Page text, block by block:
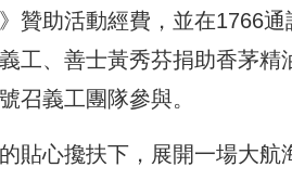
贊助活動經費，並在1766
工、善士黃秀芬捐助香茅精
召義工團隊參與。
貼心攙扶下，展開一場大